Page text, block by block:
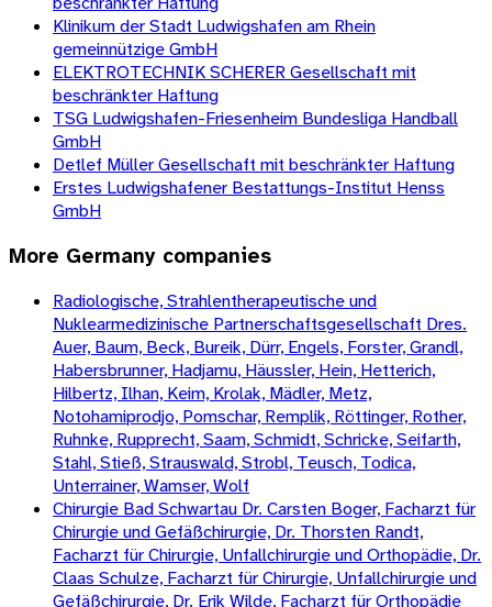
Klinikum der Stadt Ludwigshafen am Rhein
gemeinnützige GmbH
ELEKTROTECHNIK SCHERER Gesellschaft mit
beschränkter Haftung
TSG Ludwigshafen-Friesenheim Bundesliga Handball
GmbH
Detlef Müller Gesellschaft mit beschränkter Haftung
Erstes Ludwigshafener Bestattungs-Institut Henss
GmbH
More Germany companies
Radiologische, Strahlentherapeutische und
Nuklearmedizinische Partnerschaftsgesellschaft Dres.
Auer, Baum, Beck, Bureik, Dürr, Engels, Forster, Grandl,
Habersbrunner, Hadjamu, Häussler, Hein, Hetterich,
Hilbertz, Ilhan, Keim, Krolak, Mädler, Metz,
Notohamiprodjo, Pomschar, Remplik, Röttinger, Rother,
Ruhnke, Rupprecht, Saam, Schmidt, Schricke, Seifarth,
Stahl, Stieß, Strauswald, Strobl, Teusch, Todica,
Unterrainer, Wamser, Wolf
Chirurgie Bad Schwartau Dr. Carsten Boger, Facharzt für
Chirurgie und Gefäßchirurgie, Dr. Thorsten Randt,
Facharzt für Chirurgie, Unfallchirurgie und Orthopädie, Dr.
Claas Schulze, Facharzt für Chirurgie, Unfallchirurgie und
Gefäßchirurgie, Dr. Erik Wilde, Facharzt für Orthopädie